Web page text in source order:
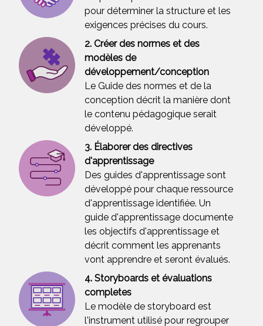
pour déterminer la structure et les
exigences précises du cours.
2. Créer des normes et des
modèles de
développement/conception
Le Guide des normes et de la
conception décrit la manière dont
le contenu pédagogique serait
développé.
3. Élaborer des directives
d'apprentissage
Des guides d'apprentissage sont
développé pour chaque ressource
d'apprentissage identifiée. Un
guide d'apprentissage documente
les objectifs d'apprentissage et
décrit comment les apprenants
vont apprendre et seront évalués.
4. Storyboards et évaluations
completes
Le modèle de storyboard est
l'instrument utilisé pour regrouper